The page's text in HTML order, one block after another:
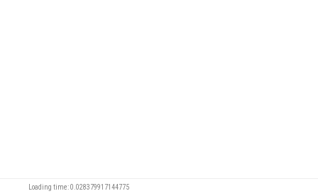
Loading time: 0.028379917144775